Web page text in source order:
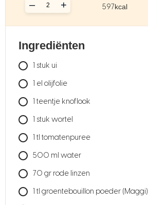
+
– 597kcal
Ingrediënten
1 stuk ui
1 el olijfolie
1 teentje knoflook
1 stuk wortel
1 tl tomatenpuree
500 ml water
70 gr rode linzen
1 tl groentebouillon poeder (Maggi)